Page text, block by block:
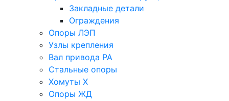
Закладные детали
Ограждения
Опоры ЛЭП
Узлы крепления
Вал привода РА
Стальные опоры
Хомуты Х
Опоры ЖД